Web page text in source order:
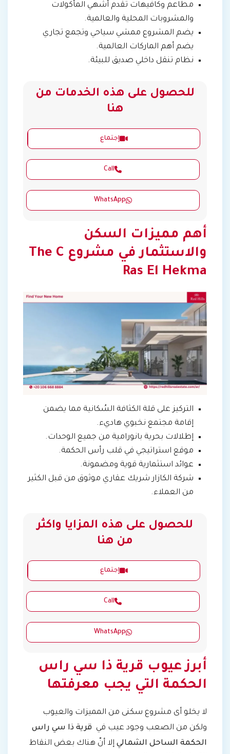
مطاعم وكافيهات تقدم أشهي المأكولات
والمشروبات المحلية والعالمية.
يضم المشروع ممشي سياحي وتجمع تجاري
يضم أهم الماركات العالمية.
نظام تنقل داخلي صديق للبيئة.
للحصول على هذه الخدمات من
هنا
إجتماع
Call
WhatsApp
أهم مميزات السكن
والاستثمار في مشروع The C
Ras El Hekma
التركيز على قلة الكثافة السُكانية مما يضمن
إقامة مجتمع نخبوي هاديء.
إطلالات بحرية بانورامية من جميع الوحدات.
موقع استراتيجي في قلب رأس الحكمة.
عوائد استثمارية قوية ومضمونة.
شركة الكازار شريك عقاري موثوق من قبل الكثير
من العملاء.
للحصول على هذه المزايا واكثر
من هنا
إجتماع
Call
WhatsApp
أبرز عيوب قرية ذا سي راس
الحكمة التي يجب معرفتها
لا يخلو أى مشروع سكنى من المميزات والعيوب
ولكن من الصعب وجود عيب في قرية ذا سي راس
الحكمة الساحل الشمالي إلا أنّ هناك بعض النقاط